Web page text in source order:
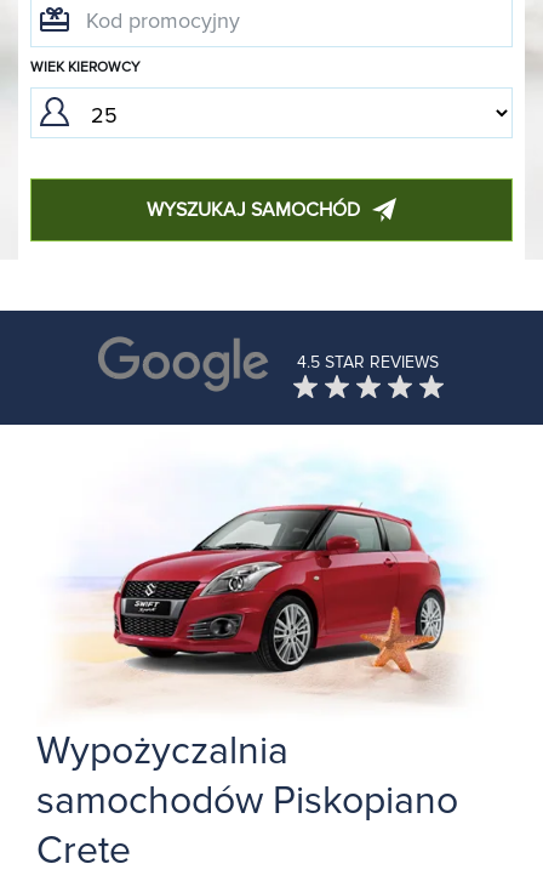
WIEK KIEROWCY
WYSZUKAJ SAMOCHÓD
4.5 STAR REVIEWS
Wypożyczalnia
samochodów Piskopiano
Crete